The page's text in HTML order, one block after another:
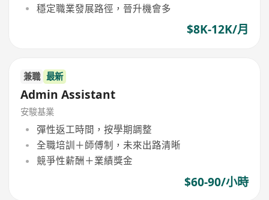
穩定職業發展路徑，晉升機會多
$8K-12K/月
兼職 最新
Admin Assistant
安駿基業
彈性返工時間，按學期調整
全職培訓＋師傅制，未來出路清晰
競爭性薪酬＋業績獎金
$60-90/小時